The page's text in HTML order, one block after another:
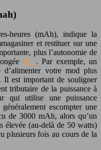
heures (mAh), indique la
et restituer sur une
plus l’autonomie de
[2] . Par exemple, un
votre mod plus
Il est important de souligner
tributaire de la puissance à
qui utilise une puissance
escompter une
de 3000 mAh, alors qu’un
élevée (au-delà de 50 watts)
plusieurs fois au cours de la